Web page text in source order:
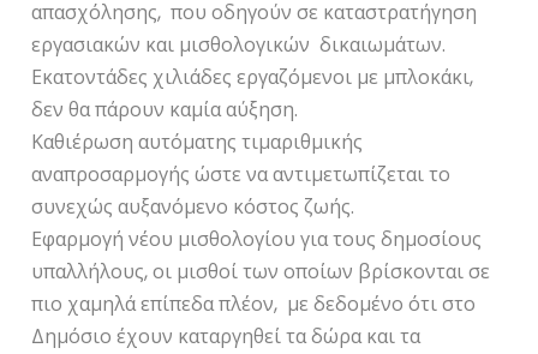
απασχόλησης, που οδηγούν σε καταστρατήγηση
εργασιακών και μισθολογικών δικαιωμάτων.
Εκατοντάδες χιλιάδες εργαζόμενοι με μπλοκάκι,
δεν θα πάρουν καμία αύξηση.
Καθιέρωση αυτόματης τιμαριθμικής
αναπροσαρμογής ώστε να αντιμετωπίζεται το
συνεχώς αυξανόμενο κόστος ζωής.
Εφαρμογή νέου μισθολογίου για τους δημοσίους
υπαλλήλους, οι μισθοί των οποίων βρίσκονται σε
πιο χαμηλά επίπεδα πλέον, με δεδομένο ότι στο
Δημόσιο έχουν καταργηθεί τα δώρα και τα